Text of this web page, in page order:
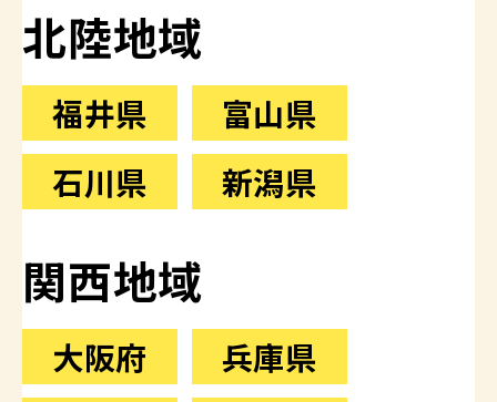
北陸地域
福井県
富山県
石川県
新潟県
関西地域
大阪府
兵庫県